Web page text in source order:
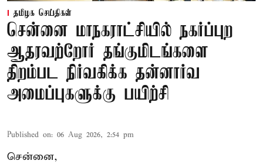
தமிழக செய்திகள்
சென்னை மாநகராட்சியில் நகர்ப்புற
ஆதரவற்றோர் தங்குமிடங்களை
திறம்பட நிர்வகிக்க தன்னார்வ
அமைப்புகளுக்கு பயிற்சி
Published on: 06 Aug 2026, 2:54 pm
சென்னை,